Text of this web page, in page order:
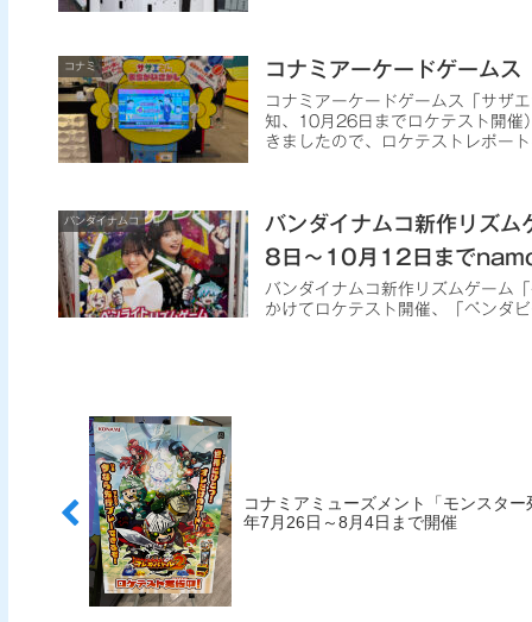
コナミ コナミアーケードゲームス
コナミアーケードゲームス「サザ
知、10月26日までロケテスト開催
きましたので、ロケテストレポート
バンダイナムコ
バンダイナムコ新作リズ
8日～10月12日まで
バンダイナムコ新作リズムゲーム
かけてロケテスト開催、「ペンダ
コナミアミューズメント「モンスタ
年7月26日～8月4日まで開催